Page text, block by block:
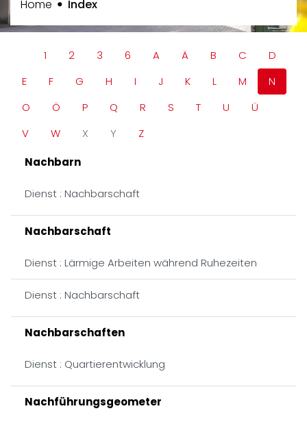
Home Index(ausgewählt)
1 2 3 6 A Ä B C
D
E
F G H I J K L M
N
O
Ö P Q R S T U
Ü
V
W X Y
Z
Nachbarn
Dienst : Nachbarschaft
Nachbarschaft
Dienst : Lärmige Arbeiten während Ruhezeiten
Dienst : Nachbarschaft
Nachbarschaften
Dienst : Quartierentwicklung
Nachführungsgeometer